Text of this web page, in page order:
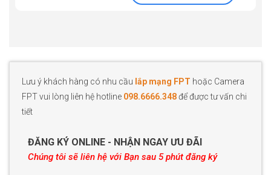
Lưu ý khách hàng có nhu cầu lắp mạng FPT hoặc Camera
FPT vui lòng liên hệ hotline 098.6666.348để được tư vấn chi
tiết
ĐĂNG KÝ ONLINE - NHẬN NGAY ƯU ĐÃI
Chúng tôi sẽ liên hệ với Bạn sau 5 phút đăng ký